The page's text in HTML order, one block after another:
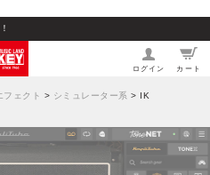
ログイン カート
フェクト > シミュレーター系 > IK